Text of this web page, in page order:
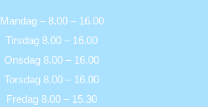
Mandag – 8.00 – 16.00
Tirsdag 8.00 – 16.00
Onsdag 8.00 – 16.00
Torsdag 8.00 – 16.00
Fredag 8.00 – 15.30